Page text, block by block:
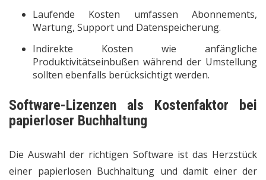
Laufende Kosten umfassen Abonnements,
Wartung, Support und Datenspeicherung.
Indirekte Kosten wie anfängliche
Produktivitätseinbußen während der Umstellung
sollten ebenfalls berücksichtigt werden.
Software-Lizenzen als Kostenfaktor bei
papierloser Buchhaltung
Die Auswahl der richtigen Software ist das Herzstück
einer papierlosen Buchhaltung und damit einer der